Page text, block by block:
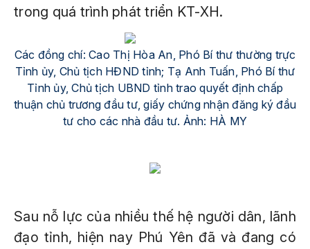
trong quá trình phát triển KT-XH.
Các đồng chí: Cao Thị Hòa An, Phó Bí thư thường trực
Tỉnh ủy, Chủ tịch HĐND tỉnh; Tạ Anh Tuấn, Phó Bí thư
Tỉnh ủy, Chủ tịch UBND tỉnh trao quyết định chấp
thuận chủ trương đầu tư, giấy chứng nhận đăng ký đầu
tư cho các nhà đầu tư. Ảnh: HÀ MY
Sau nỗ lực của nhiều thế hệ người dân, lãnh
đạo tỉnh, hiện nay Phú Yên đã và đang có